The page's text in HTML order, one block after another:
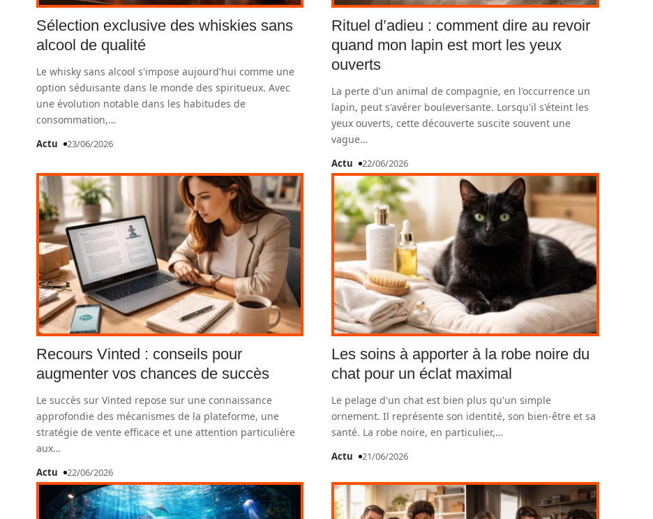
Sélection exclusive des whiskies sans
alcool de qualité
Le whisky sans alcool s'impose aujourd'hui comme une
option séduisante dans le monde des spiritueux. Avec
une évolution notable dans les habitudes de
consommation,…
Actu 23/06/2026
Rituel d’adieu : comment dire au revoir
quand mon lapin est mort les yeux
ouverts
La perte d'un animal de compagnie, en l'occurrence un
lapin, peut s'avérer bouleversante. Lorsqu'il s'éteint les
yeux ouverts, cette découverte suscite souvent une
vague…
Actu 22/06/2026
Recours Vinted : conseils pour
augmenter vos chances de succès
Le succès sur Vinted repose sur une connaissance
approfondie des mécanismes de la plateforme, une
stratégie de vente efficace et une attention particulière
aux…
Actu 22/06/2026
Les soins à apporter à la robe noire du
chat pour un éclat maximal
Le pelage d'un chat est bien plus qu'un simple
ornement. Il représente son identité, son bien-être et sa
santé. La robe noire, en particulier,…
Actu 21/06/2026